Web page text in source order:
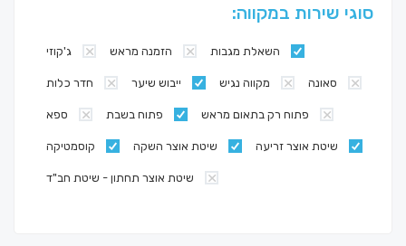
סוגי שירות במקווה:
ג'קוזי הזמנה מראש השאלת מגבות
חדר כלות ייבוש שיער מקווה נגיש סאונה
ספא פתוח בשבת פתוח רק בתאום מראש
קוסמטיקה שיטת אוצר השקה שיטת אוצר זריעה
שיטת אוצר תחתון - שיטת חב"ד